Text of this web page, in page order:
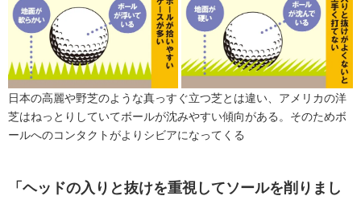
日本の高麗や野芝のような真っすぐ立つ芝とは違い、アメリカの洋
芝はねっとりしていてボールが沈みやすい傾向がある。そのためボ
ールへのコンタクトがよりシビアになってくる
「ヘッドの入りと抜けを重視してソールを削りまし